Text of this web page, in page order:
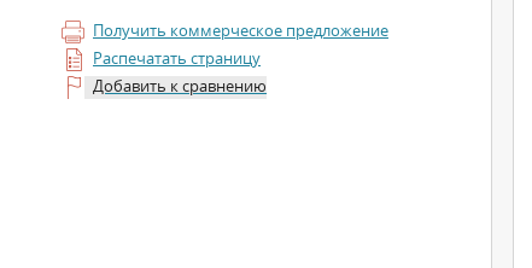
Получить коммерческое предложение
Распечатать страницу
Добавить к сравнению